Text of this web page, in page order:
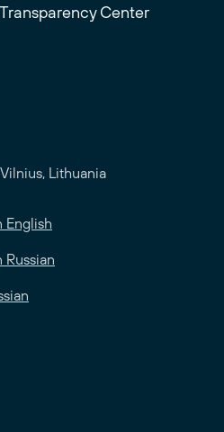
Center
Lithuania
English